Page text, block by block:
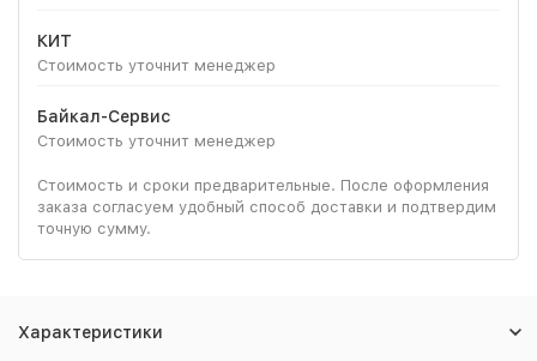
КИТ
Стоимость уточнит менеджер
Байкал-Сервис
Стоимость уточнит менеджер
Стоимость и сроки предварительные. После оформления
заказа согласуем удобный способ доставки и подтвердим
точную сумму.
Характеристики